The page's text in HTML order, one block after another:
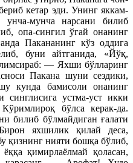
кетар эди. Унинг яккам-
унча-мунча нарсани билиб
опа-сингил ўгай онанинг
Пакананинг кўз оддига
буни айтганида, «Йўқ,
— Яхши бўлларинг
Пакана шуни сездики,
кунда бамисоли онанинг
синглисига устма-уст икки
бўлса керак-да.
билиб бўлмайдиган ғалати
яхшилик қилай деса,
қизнинг нияти бошқа бўлиб,
қимирлаёлмай қоласан,